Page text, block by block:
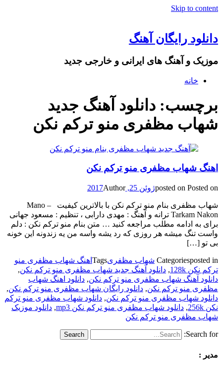
Skip to content
دانلود رایگان آهنگ
موزیک و آهنگ های ایرانی و خارجی جدید
خانه
برچسب: دانلود آهنگ جدید
شهاب مظفری منو ترکم نکن
اهنگ شهاب مظفری منو ترکم نکن
posted on Posted on ژوئن 25, 2017 Author
شهاب مظفری بنام منو ترکم نکن با بالاترین کیفیت – Mano
Tarkam Nakon ترانه و آهنگ : مهدی دارابی ، تنظیم : مسعود جهانی
برای به ادامه مطلب مراجعه کنید … متن بنام منو ترکم نکن : دلم
واست تنگ میشه هر روزی که رد یشه واسه من یه زندونه این خونه
بی تو […]
Categoriesposted in شهاب مظفریTags اهنگ شهاب مظفری منو
ترکم نکن 128k
, دانلود آهنگ جدید شهاب مظفری منو ترکم نکن,
دانلود آهنگ شهاب مظفری منو ترکم نکن, دانلود اهنگ شهاب
مظفری منو ترکم نکن, دانلود رایگان شهاب مظفری منو ترکم نکن,
دانلود شهاب مظفری منو ترکم نکن, دانلود شهاب مظفری منو ترکم
نکن 256k
, دانلود شهاب مظفری منو ترکم نکن mp3 , دانلود موزیک
شهاب مظفری منو ترکم نکن
Search for:
مدیر :